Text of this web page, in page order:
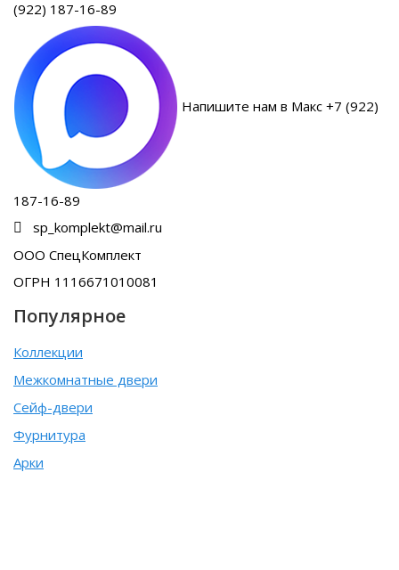
(922) 187-16-89
Напишите нам в Макс +7 (922)
187-16-89
sp_komplekt@mail.ru
ООО СпецКомплект
ОГРН 1116671010081
Популярное
Коллекции
Межкомнатные двери
Сейф-двери
Фурнитура
Арки